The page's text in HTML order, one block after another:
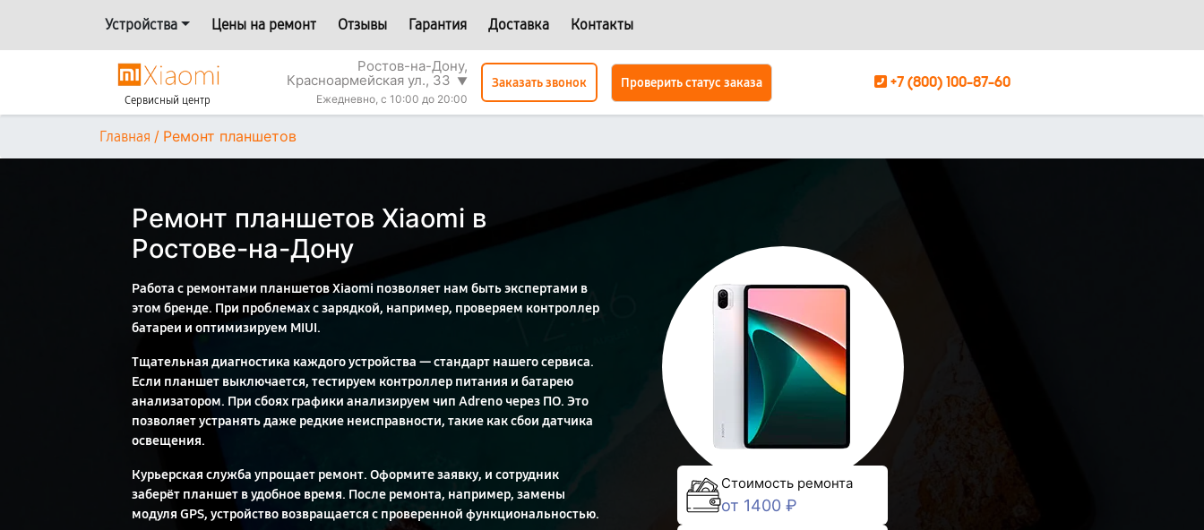
Устройства Цены на ремонт Отзывы Гарантия Доставка Контакты
Сервисный центр
Ростов-на-Дону,
Красноармейская ул., 33 ▼
Ежедневно, с 10:00 до 20:00
Заказать звонок Проверить статус заказа +7 (800) 100-87-60
Главная / Ремонт планшетов
Ремонт планшетов Xiaomi в
Ростове-на-Дону
Работа с ремонтами планшетов Xiaomi позволяет нам быть экспертами в
этом бренде. При проблемах с зарядкой, например, проверяем контроллер
батареи и оптимизируем MIUI.
Тщательная диагностика каждого устройства — стандарт нашего сервиса.
Если планшет выключается, тестируем контроллер питания и батарею
анализатором. При сбоях графики анализируем чип Adreno через ПО. Это
позволяет устранять даже редкие неисправности, такие как сбои датчика
освещения.
Курьерская служба упрощает ремонт. Оформите заявку, и сотрудник
заберёт планшет в удобное время. После ремонта, например, замены
модуля GPS, устройство возвращается с проверенной функциональностью.
Стоимость ремонта
от 1400 ₽